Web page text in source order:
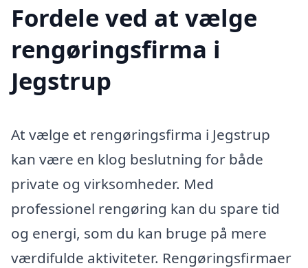
Fordele ved at vælge
rengøringsfirma i
Jegstrup
At vælge et rengøringsfirma i Jegstrup
kan være en klog beslutning for både
private og virksomheder. Med
professionel rengøring kan du spare tid
og energi, som du kan bruge på mere
værdifulde aktiviteter. Rengøringsfirmaer